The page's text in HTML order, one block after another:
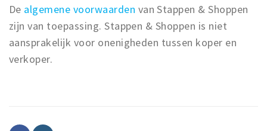
De algemene voorwaarden van Stappen & Shoppen
zijn van toepassing. Stappen & Shoppen is niet
aansprakelijk voor onenigheden tussen koper en
verkoper.